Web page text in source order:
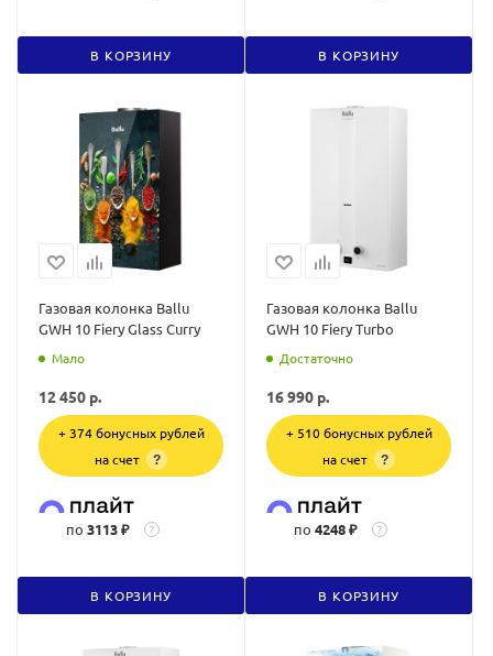
В КОРЗИНУ В КОРЗИНУ
Газовая колонка Ballu
GWH 10 Fiery Glass Curry
Мало
12 450 р.
+ 374 бонусных рублей
на счет
?
по 3113 ₽ ?
В КОРЗИНУ
Газовая колонка Ballu
GWH 10 Fiery Turbo
Достаточно
16 990 р.
+ 510 бонусных рублей
на счет
?
по 4248 ₽ ?
В КОРЗИНУ